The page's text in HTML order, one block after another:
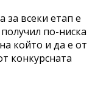
всеки етап е
по-ниска
който и да е от
конкурсната